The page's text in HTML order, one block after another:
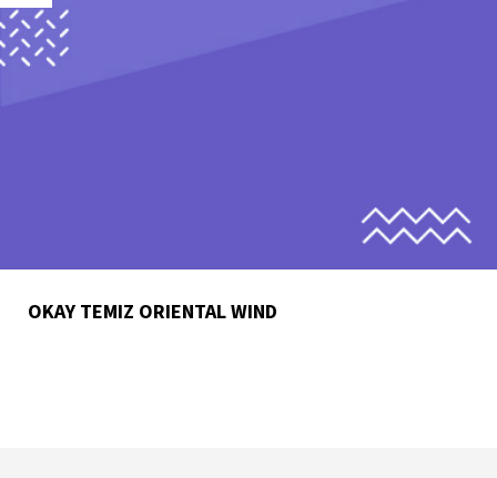
OKAY TEMIZ ORIENTAL WIND